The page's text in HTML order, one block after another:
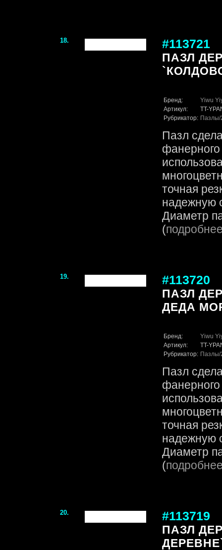
18. #113721
ПАЗЛ
Бренд:
Yiwu
Артикул:
TT-
Рубрикатор: Пазлы/
Пазл
точная
надежную
Диаметр
(
19. #113720
ПАЗЛ
ДЕДА
Бренд:
Yiwu
Артикул:
TT-
Рубрикатор: Пазлы/
Пазл
точная
надежную
Диаметр
(
20. #113719
ПАЗЛ